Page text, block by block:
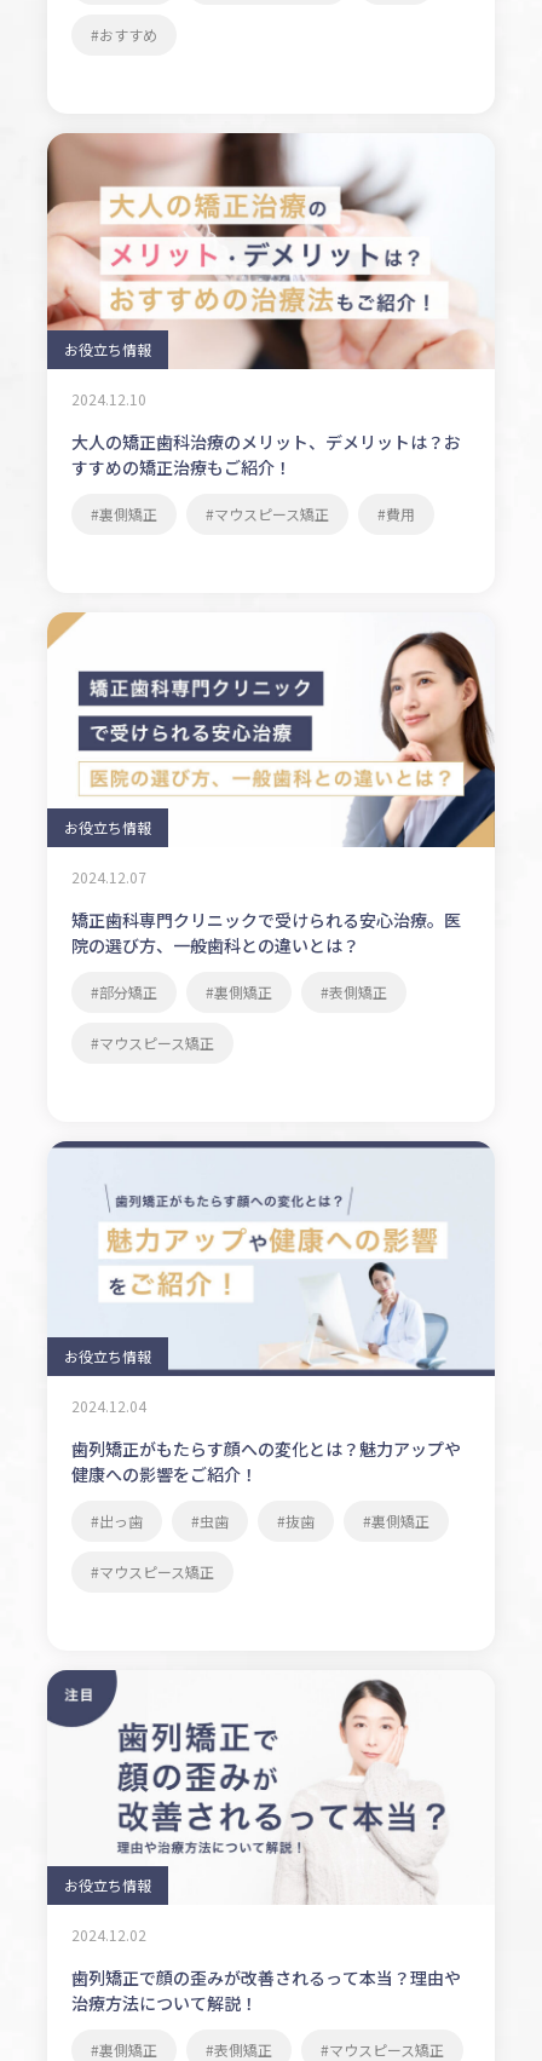
おすすめ
お役立ち情報
2024.12.10
大人の矯正歯科治療のメリット、デメリットは？お
すすめの矯正治療もご紹介！
裏側矯正 マウスピース矯正 費用
お役立ち情報
2024.12.07
矯正歯科専門クリニックで受けられる安心治療。医
院の選び方、一般歯科との違いとは？
部分矯正 裏側矯正 表側矯正
マウスピース矯正
お役立ち情報
2024.12.04
歯列矯正がもたらす顔への変化とは？魅力アップや
健康への影響をご紹介！
出っ歯 虫歯 抜歯 裏側矯正
マウスピース矯正
お役立ち情報
2024.12.02
歯列矯正で顔の歪みが改善されるって本当？理由や
治療方法について解説！
裏側矯正 表側矯正 マウスピース矯正